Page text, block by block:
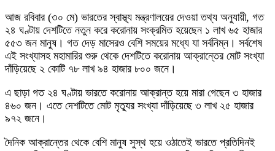
আজ রবিবার (৩০ মে) ভারতের স্বাস্থ্য মন্ত্রণালয়ের দেওয়া তথ্য অনুযায়ী, গত
২৪ ঘণ্টায় দেশটিতে নতুন করে করোনায় সংক্রমিত হয়েছেন ১ লাখ ৬৫ হাজার
৫৫৩ জন মানুষ। গত দেড় মাসেরও বেশি সময়ের মধ্যে যা সর্বনিম্ন। সর্বশেষ
এই সংখ্যাসহ মহামারির শুরু থেকে দেশটিতে করোনায় আক্রান্তের মোট সংখ্যা
দাঁড়িয়েছে ২ কোটি ৭৮ লাখ ৯৪ হাজার ৮০০ জনে।
এ ছাড়া গত ২৪ ঘণ্টায় ভারতে করোনায় আক্রান্ত হয়ে মারা গেছেন ৩ হাজার
৪৬০ জন। এতে দেশটিতে মোট মৃত্যুর সংখ্যা দাঁড়িয়েছে ৩ লাখ ২৫ হাজার
৯৭২ জনে।
দৈনিক আক্রান্তের থেকে বেশি মানুষ সুস্থ হয়ে ওঠাতেই ভারতে প্রতিদিনই